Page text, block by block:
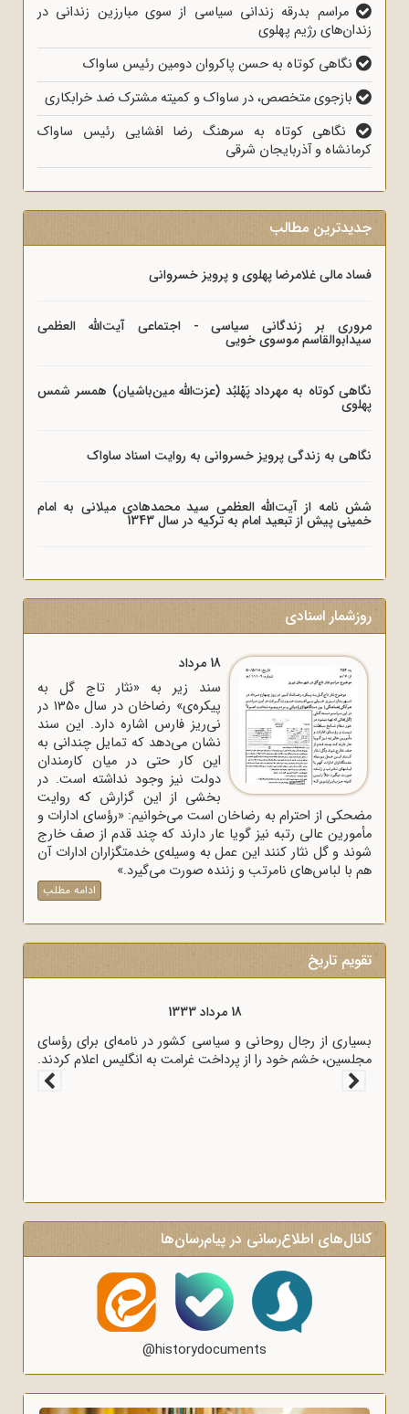
مراسم بدرقه زندانی سیاسی از سوی مبارزین زندانی در
زندان‌های رژیم پهلوی
نگاهی کوتاه به حسن پاکروان دومین رئیس ساواک
بازجوی متخصص، در ساواک و کمیته مشترک ضد خرابکاری
نگاهی کوتاه به سرهنگ رضا افشایی رئیس ساواک
کرمانشاه و آذربایجان شرقی
جدیدترین مطالب
فساد مالی غلامرضا پهلوی و پرویز خسروانی
مروری بر زندگانی سیاسی - اجتماعی آیت‌الله العظمی
سیدابوالقاسم موسوی خویی
نگاهی کوتاه به مهرداد پَهْلبُد (عزت‌الله مین‌باشیان) همسر شمس
پهلوی
نگاهی به زندگی پرویز خسروانی به روایت اسناد ساواک
شش نامه از آیت‌الله العظمی سید محمدهادی میلانی به امام
خمینی پیش از تبعید امام به ترکیه در سال 1343
روزشمار اسنادی
18 مرداد
سند زیر به «نثار تاج گل به
پیکره‌ی» رضاخان در سال 1350 در
نی‌ریز فارس اشاره دارد. این سند
نشان می‌دهد که تمایل چندانی به
این کار حتی در میان کارمندان
دولت نیز وجود نداشته است. در
بخشی از این گزارش که روایت
مضحکی از احترام به رضاخان است می‌خوانیم: «رؤسای ادارات و
مأمورین عالی رتبه نیز گویا عار دارند که چند قدم از صف خارج
شوند و گل نثار کنند این عمل به وسیله‌ی خدمتگزاران ادارات آن
هم با لباس‌های نامرتب و زننده صورت می‌گیرد.»
ادامه مطلب
تقویم تاریخ
18 مرداد 1333
بسیاری از رجال روحانی و سیاسی کشور در نامه‌ای برای رؤسای
مجلسین، خشم خود را از پرداخت غرامت به انگلیس اعلام کردند.
کانال‌های اطلاع‌رسانی در پیام‌رسان‌ها
@historydocuments